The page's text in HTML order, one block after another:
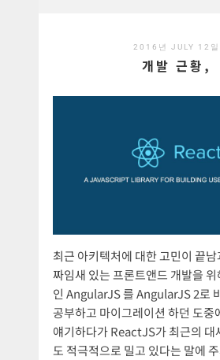
2016년 JULY 12일
개발 근황,
최근 아키텍처에 대한 고민이 끝남
짜임새 있는 프론트앤드 개발을
인 AngularJS 를 AngularJS 2로
공부하고 마이그레이션 하던 도중
얘기하다가 ReactJS가 최근의 대
도 적극적으로 밀고 있다는 말에